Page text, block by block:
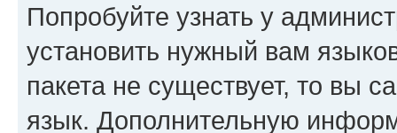
Попробуйте узнать у
установить нужный вам
пакета не существует, то вы
язык. Дополнительную